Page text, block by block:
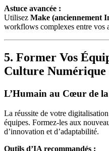
Astuce avancée :
Utilisez Make (anciennement
workflows complexes entre vos
5. Former Vos
Culture Numérique
L’Humain au Cœur de
La réussite de votre
équipes. Formez-les aux
d’innovation et d’adaptabilité.
Outils d’IA recommandés :